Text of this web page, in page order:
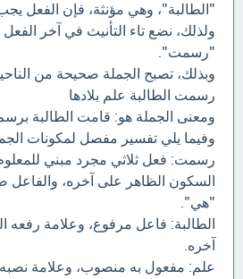
"الطالبة"، وهي مؤنثة، فإن الفعل
ولذلك، نضع تاء التأنيث في آخر
"رسمت".
وبذلك، تصبح الجملة صحيحة من
رسمت الطالبة علم بلادها
ومعنى الجملة هو: قامت الطالبة برسم
وفيما يلي تفسير مفصل لمكونات
رسمت: فعل ثلاثي مجرد مبني
السكون الظاهر على آخره، والفاعل
"هي".
الطالبة: فاعل مرفوع، وعلامة رفعه
آخره.
علم: مفعول به منصوب، وعلامة نصبه